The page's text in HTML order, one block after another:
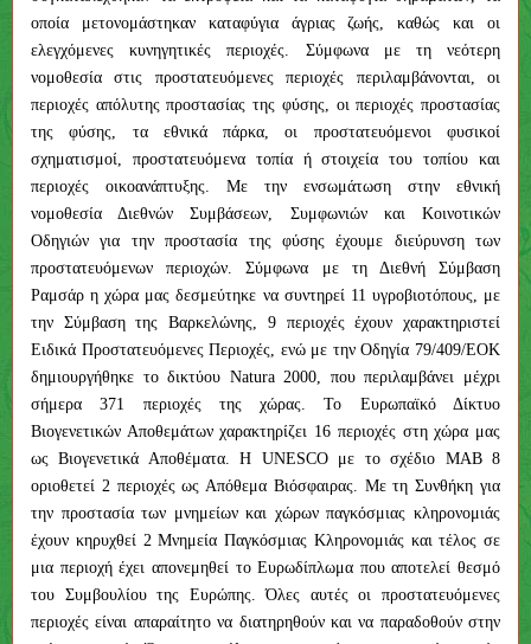
οποία μετονομάστηκαν καταφύγια άγριας ζωής, καθώς και οι
ελεγχόμενες κυνηγητικές περιοχές. Σύμφωνα με τη νεότερη
νομοθεσία στις προστατευόμενες περιοχές περιλαμβάνονται, οι
περιοχές απόλυτης προστασίας της φύσης, οι περιοχές προστασίας
της φύσης, τα εθνικά πάρκα, οι προστατευόμενοι φυσικοί
σχηματισμοί, προστατευόμενα τοπία ή στοιχεία του τοπίου και
περιοχές οικοανάπτυξης. Με την ενσωμάτωση στην εθνική
νομοθεσία Διεθνών Συμβάσεων, Συμφωνιών και Κοινοτικών
Οδηγιών για την προστασία της φύσης έχουμε διεύρυνση των
προστατευόμενων περιοχών. Σύμφωνα με τη Διεθνή Σύμβαση
Ραμσάρ η χώρα μας δεσμεύτηκε να συντηρεί 11 υγροβιοτόπους, με
την Σύμβαση της Βαρκελώνης, 9 περιοχές έχουν χαρακτηριστεί
Ειδικά Προστατευόμενες Περιοχές, ενώ με την Οδηγία 79/409/ΕΟΚ
δημιουργήθηκε το δικτύου Natura 2000, που περιλαμβάνει μέχρι
σήμερα 371 περιοχές της χώρας. Το Ευρωπαϊκό Δίκτυο
Βιογενετικών Αποθεμάτων χαρακτηρίζει 16 περιοχές στη χώρα μας
ως Βιογενετικά Αποθέματα. Η UNESCO με το σχέδιο ΜΑΒ 8
οριοθετεί 2 περιοχές ως Απόθεμα Βιόσφαιρας. Με τη Συνθήκη για
την προστασία των μνημείων και χώρων παγκόσμιας κληρονομιάς
έχουν κηρυχθεί 2 Μνημεία Παγκόσμιας Κληρονομιάς και τέλος σε
μια περιοχή έχει απονεμηθεί το Ευρωδίπλωμα που αποτελεί θεσμό
του Συμβουλίου της Ευρώπης. Όλες αυτές οι προστατευόμενες
περιοχές είναι απαραίτητο να διατηρηθούν και να παραδοθούν στην